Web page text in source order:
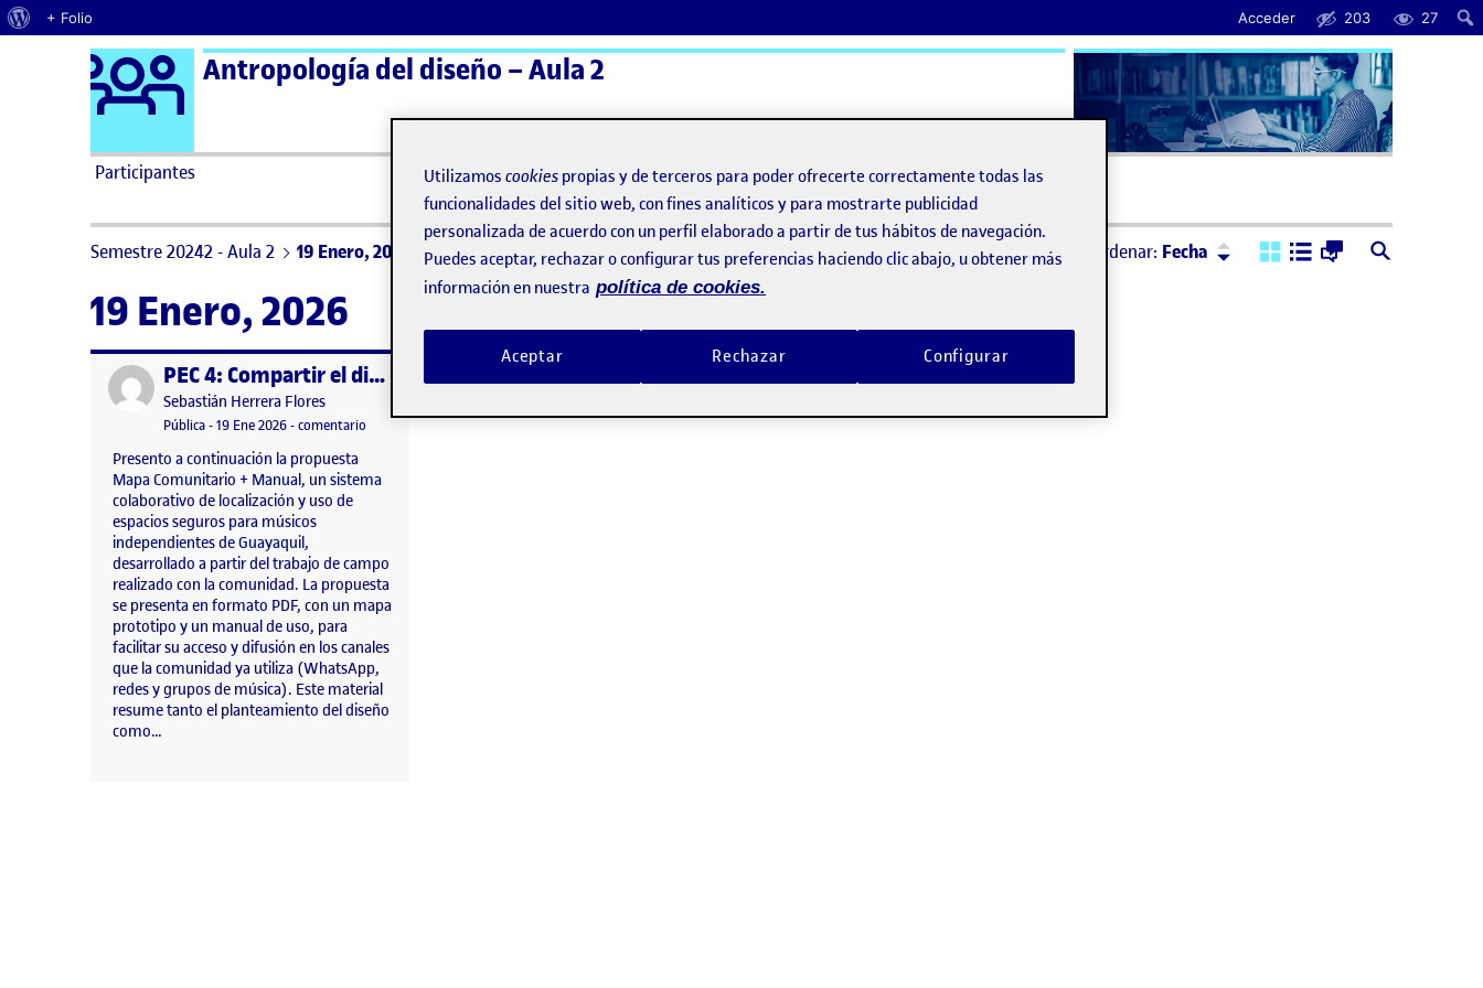
Acerca de WordPress
+ Folio Acceder 203 27
Saltar al contenido Logo Ágora
Antropología del diseño – Aula 2
Participantes ActiFolios Ayuda
Semestre 20242 - Aula 2 19 Enero, 2026 Ordenar: Fecha Ordenar:Descendente
19 Enero, 2026
Publicado por PEC 4: Compartir el diseño
Publicado por
Sebastián Herrera Flores
Visibilidad:
Pública-Fecha de publicación
19 Ene 202619 enero, 2026 7:33 pm
-comentario en PEC 4: Compartir el diseño
Presento a continuación la propuesta
Mapa Comunitario + Manual, un sistema
colaborativo de localización y uso de
espacios seguros para músicos
independientes de Guayaquil,
desarrollado a partir del trabajo de campo
realizado con la comunidad. La propuesta
se presenta en formato PDF, con un mapa
prototipo y un manual de uso, para
facilitar su acceso y difusión en los canales
que la comunidad ya utiliza (WhatsApp,
redes y grupos de música). Este material
resume tanto el planteamiento del diseño
como…
Utilizamos cookies propias y de terceros para poder ofrecerte correctamente todas las
funcionalidades del sitio web, con fines analíticos y para mostrarte publicidad
personalizada de acuerdo con un perfil elaborado a partir de tus hábitos de navegación.
Puedes aceptar, rechazar o configurar tus preferencias haciendo clic abajo, u obtener más
información en nuestra política de cookies.
Rechazar
Aceptar Configurar